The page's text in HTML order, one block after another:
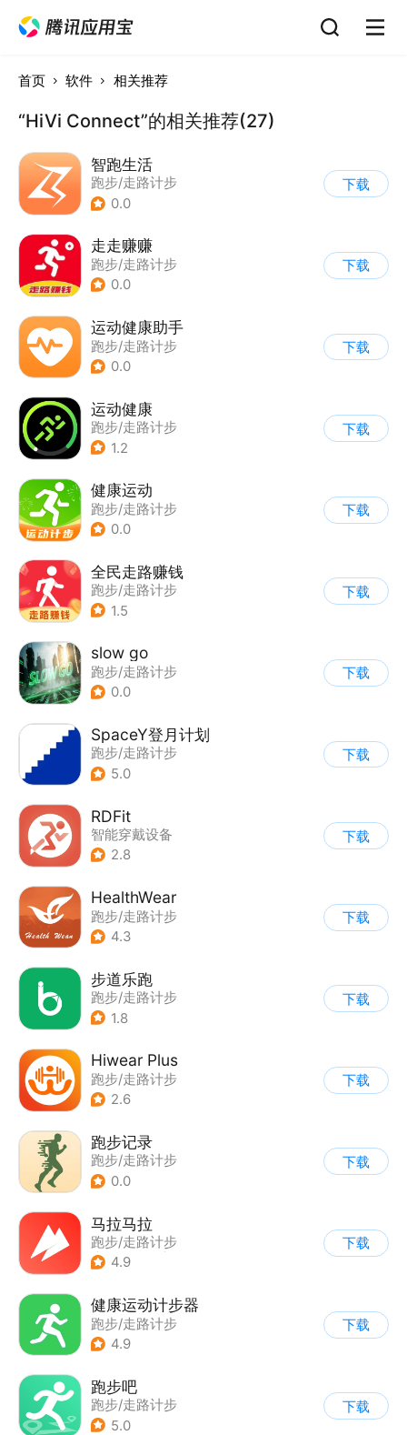
首页 软件 相关推荐
“HiVi Connect”的相关推荐(27)
智跑生活
跑步/走路计步
0.0
下载
走走赚赚
跑步/走路计步
0.0
下载
运动健康助手
跑步/走路计步
0.0
下载
运动健康
跑步/走路计步
1.2
下载
健康运动
跑步/走路计步
0.0
下载
全民走路赚钱
跑步/走路计步
1.5
下载
slow go
跑步/走路计步
0.0
下载
SpaceY登月计划
跑步/走路计步
5.0
下载
RDFit
智能穿戴设备
| 跑步/走路计步
2.8
下载
HealthWear
跑步/走路计步
4.3
下载
步道乐跑
跑步/走路计步
1.8
下载
Hiwear Plus
跑步/走路计步
2.6
下载
跑步记录
跑步/走路计步
0.0
下载
马拉马拉
跑步/走路计步
| 鞋服商城
4.9
下载
健康运动计步器
跑步/走路计步
4.9
下载
跑步吧
跑步/走路计步
5.0
下载